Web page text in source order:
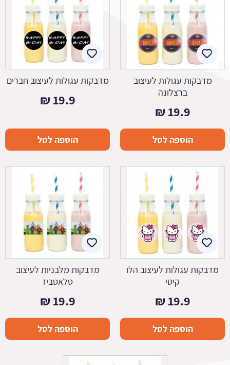
מדבקות עגולות לעיצוב
ברצלונה
19.9
₪
הוספה לסל
מדבקות עגולות לעיצוב חברים
19.9
₪
הוספה לסל
מדבקות עגולות לעיצוב הלו
קיטי
19.9
₪
הוספה לסל
מדבקות מלבניות לעיצוב
טלאטביז
19.9
₪
הוספה לסל